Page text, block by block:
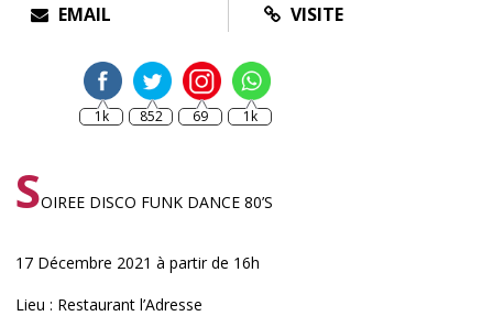
EMAIL VISITE
1k 852 69 1k
SOIREE DISCO FUNK DANCE 80’S
17 Décembre 2021 à partir de 16h
Lieu : Restaurant l’Adresse